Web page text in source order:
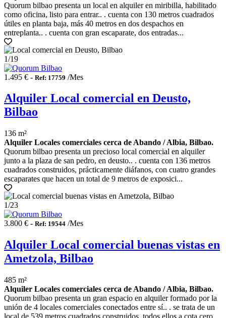
Quorum bilbao presenta un local en alquiler en miribilla, habilitado
como oficina, listo para entrar.. . cuenta con 130 metros cuadrados
útiles en planta baja, más 40 metros en dos despachos en
entreplanta.. . cuenta con gran escaparate, dos entradas...
1/19
1.495 € - Ref: 17759 /Mes
Alquiler Local comercial en Deusto,
Bilbao
136 m²
Alquiler Locales comerciales cerca de Abando / Albia, Bilbao.
Quorum bilbao presenta un precioso local comercial en alquiler
junto a la plaza de san pedro, en deusto.. . cuenta con 136 metros
cuadrados construidos, prácticamente diáfanos, con cuatro grandes
escaparates que hacen un total de 9 metros de exposici...
1/23
3.800 € - Ref: 19544 /Mes
Alquiler Local comercial buenas vistas en
Ametzola, Bilbao
485 m²
Alquiler Locales comerciales cerca de Abando / Albia, Bilbao.
Quorum bilbao presenta un gran espacio en alquiler formado por la
unión de 4 locales comerciales conectados entre sí.. . se trata de un